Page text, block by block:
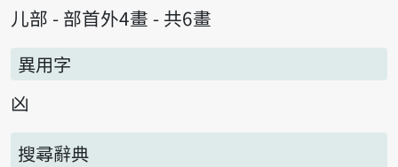
儿部 - 部首外4畫 - 共6畫
異用字
凶
搜尋辭典